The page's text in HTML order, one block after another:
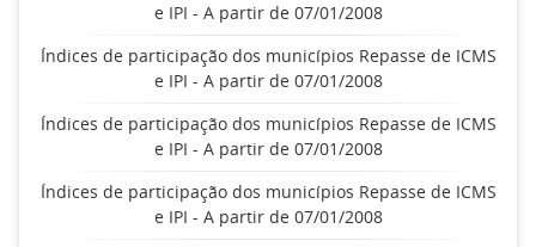
e IPI - A partir de 07/01/2008
Índices de participação dos municípios Repasse de ICMS
e IPI - A partir de 07/01/2008
Índices de participação dos municípios Repasse de ICMS
e IPI - A partir de 07/01/2008
Índices de participação dos municípios Repasse de ICMS
e IPI - A partir de 07/01/2008